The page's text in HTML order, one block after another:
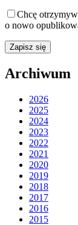
Chcę
o nowo
Archiwum
2026
2025
2024
2023
2022
2021
2020
2019
2018
2017
2016
2015